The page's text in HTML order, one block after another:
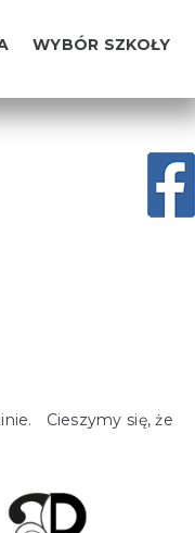
WYBÓR SZKOŁY
Cieszymy się, że